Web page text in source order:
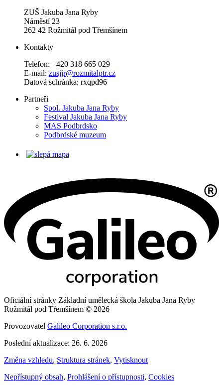
ZUŠ Jakuba Jana Ryby
Náměstí 23
262 42 Rožmitál pod Třemšínem
Kontakty
Telefon: +420 318 665 029
E-mail: zusjjr@rozmitalptr.cz
Datová schránka: rxqpd96
Partneři
Spol. Jakuba Jana Ryby
Festival Jakuba Jana Ryby
MAS Podbrdsko
Podbrdské muzeum
Oficiální stránky Základní umělecká škola Jakuba Jana Ryby
Rožmitál pod Třemšínem © 2026
Provozovatel Galileo Corporation s.r.o.
Poslední aktualizace: 26. 6. 2026
Změna vzhledu, Struktura stránek, Vytisknout
Nepřístupný obsah, Prohlášení o přístupnosti, Cookies